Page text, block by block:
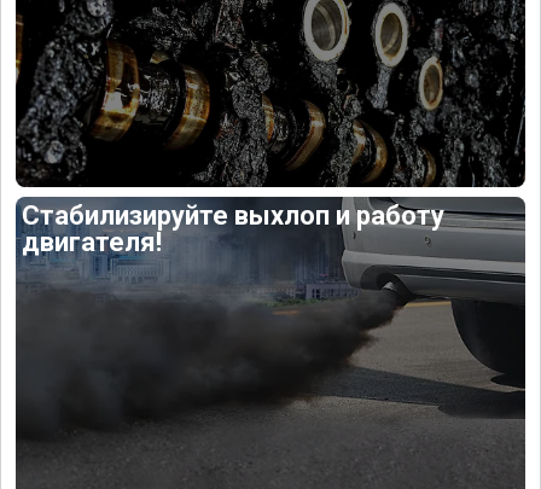
Стабилизируйте выхлоп и работу
двигателя!